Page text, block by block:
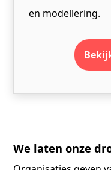
en modellering.
We laten onze